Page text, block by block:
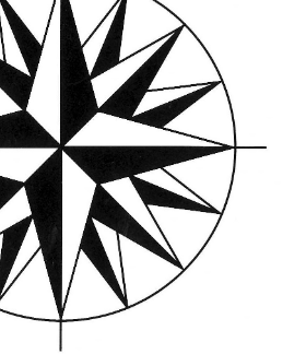
記事 講座
ギャラリー お問い合わせ
ログイン